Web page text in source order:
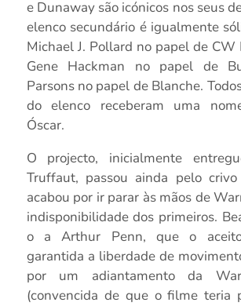
e Dunaway são icónicos nos seus
elenco secundário é igualmente
Michael J. Pollard no papel de CW
Gene Hackman no papel de
Parsons no papel de Blanche.
do elenco receberam uma
Óscar.
O projecto, inicialmente
Truffaut, passou ainda pelo
acabou por ir parar às mãos de
indisponibilidade dos primeiros.
o a Arthur Penn, que o
garantida a liberdade de
por um adiantamento da
(convencida de que o filme teria